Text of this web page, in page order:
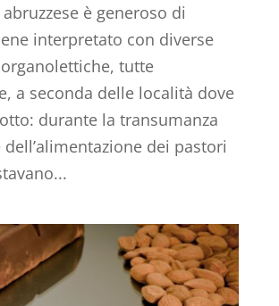
è generoso di
interpretato con diverse
tutte
a seconda delle località dove
durante la transumanza
dell’alimentazione dei pastori